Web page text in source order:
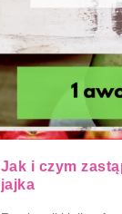
Jak i czym
jajka